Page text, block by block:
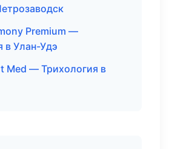
Premium —
в Улан-Удэ
Med — Трихология в